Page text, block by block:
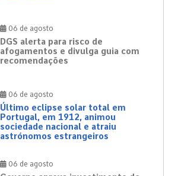
06 de agosto
DGS alerta para risco de
afogamentos e divulga guia com
recomendações
06 de agosto
Último eclipse solar total em
Portugal, em 1912, animou
sociedade nacional e atraiu
astrónomos estrangeiros
06 de agosto